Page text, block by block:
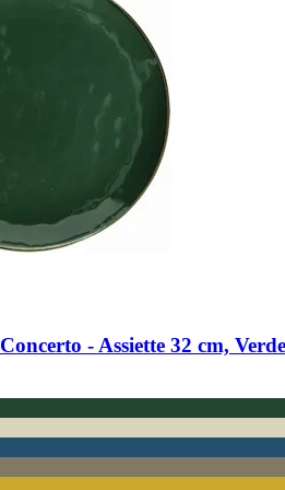
Concerto -​ Assiette 32 cm,